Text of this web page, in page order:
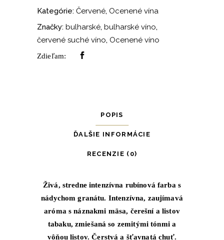
Kategórie: Červené, Ocenené vína
Značky: bulharské, bulharské víno,
červené suché víno, Ocenené víno
Zdieľam:
POPIS
ĎALŠIE INFORMÁCIE
RECENZIE (0)
Živá, stredne intenzívna rubínová farba s
nádychom granátu. Intenzívna, zaujímavá
aróma s náznakmi mäsa, čerešní a listov
tabaku, zmiešaná so zemitými tónmi a
vôňou listov. Čerstvá a šťavnatá chuť.